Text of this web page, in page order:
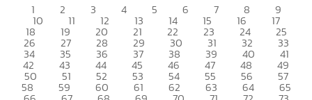
1 2 3 4 5 6 7 8 9
10 11 12 13 14 15 16 17
18 19 20 21 22 23 24 25
26 27 28 29 30 31 32 33
34 35 36 37 38 39 40 41
42 43 44 45 46 47 48 49
50 51 52 53 54 55 56 57
58 59 60 61 62 63 64 65